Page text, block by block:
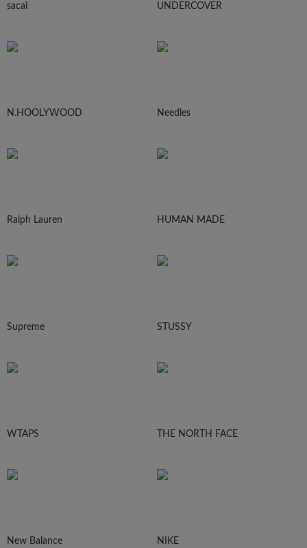
sacai UNDERCOVER
N.HOOLYWOOD Needles
Ralph Lauren HUMAN MADE
Supreme STUSSY
WTAPS THE NORTH FACE
New Balance NIKE